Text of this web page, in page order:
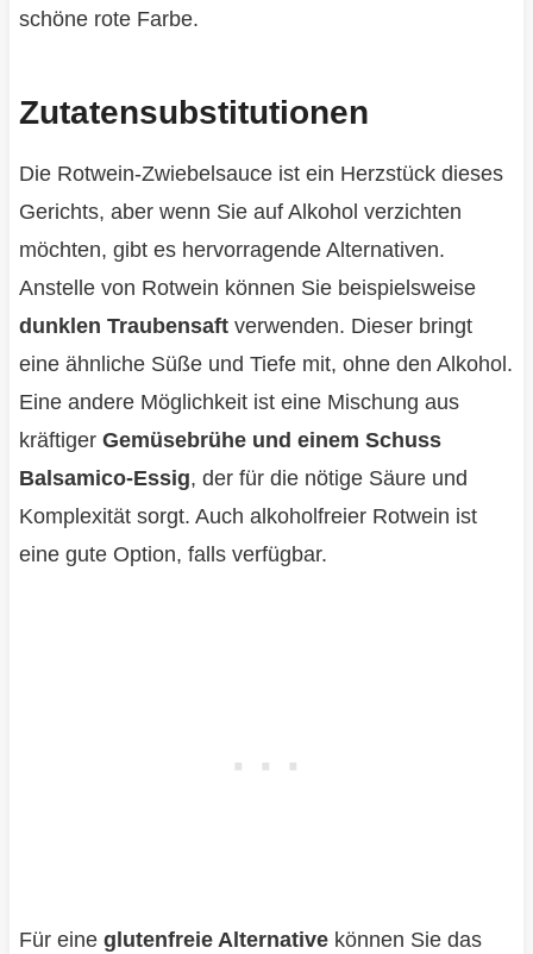
schöne rote Farbe.
Zutatensubstitutionen
Die Rotwein-Zwiebelsauce ist ein Herzstück dieses
Gerichts, aber wenn Sie auf Alkohol verzichten
möchten, gibt es hervorragende Alternativen.
Anstelle von Rotwein können Sie beispielsweise
dunklen Traubensaftverwenden. Dieser bringt
eine ähnliche Süße und Tiefe mit, ohne den Alkohol.
Eine andere Möglichkeit ist eine Mischung aus
kräftiger Gemüsebrühe und einem Schuss
Balsamico-Essig, der für die nötige Säure und
Komplexität sorgt. Auch alkoholfreier Rotwein ist
eine gute Option, falls verfügbar.
Für eine glutenfreie Alternativekönnen Sie das